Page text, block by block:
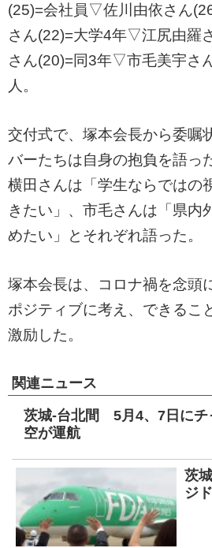
(25)=会社員▽佐川由依さん
さん(22)=大学4年▽江尻由羅
さん(20)=同3年▽市毛美宇さ
人。
交付式で、塚本会長から委嘱
バーたちは自身の抱負を語っ
横田さんは「学生ならではの
きたい」、市毛さんは「県内
めたい」とそれぞれ語った。
塚本会長は、コロナ禍を念頭
ポジティブに考え、できるこ
激励した。
関連ニュース
茨城-台北間 5月4、7日に
空が運航
茨
ジ